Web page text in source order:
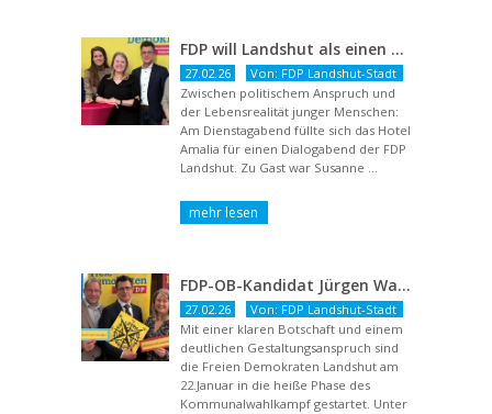
FDP will Landshut als einen echten Chancenort gestalten
27.02.26
Von: FDP Landshut-Stadt
Zwischen politischem Anspruch und
der Lebensrealität junger Menschen:
Am Dienstagabend füllte sich das Hotel
Amalia für einen Dialogabend der FDP
Landshut. Zu Gast war Susanne ...
FDP-OB-Kandidat Jürgen Wachter: „Politik auf Pump ist unsozial“
27.02.26
Von: FDP Landshut-Stadt
Mit einer klaren Botschaft und einem
deutlichen Gestaltungsanspruch sind
die Freien Demokraten Landshut am
22.Januar in die heiße Phase des
Kommunalwahlkampf gestartet. Unter